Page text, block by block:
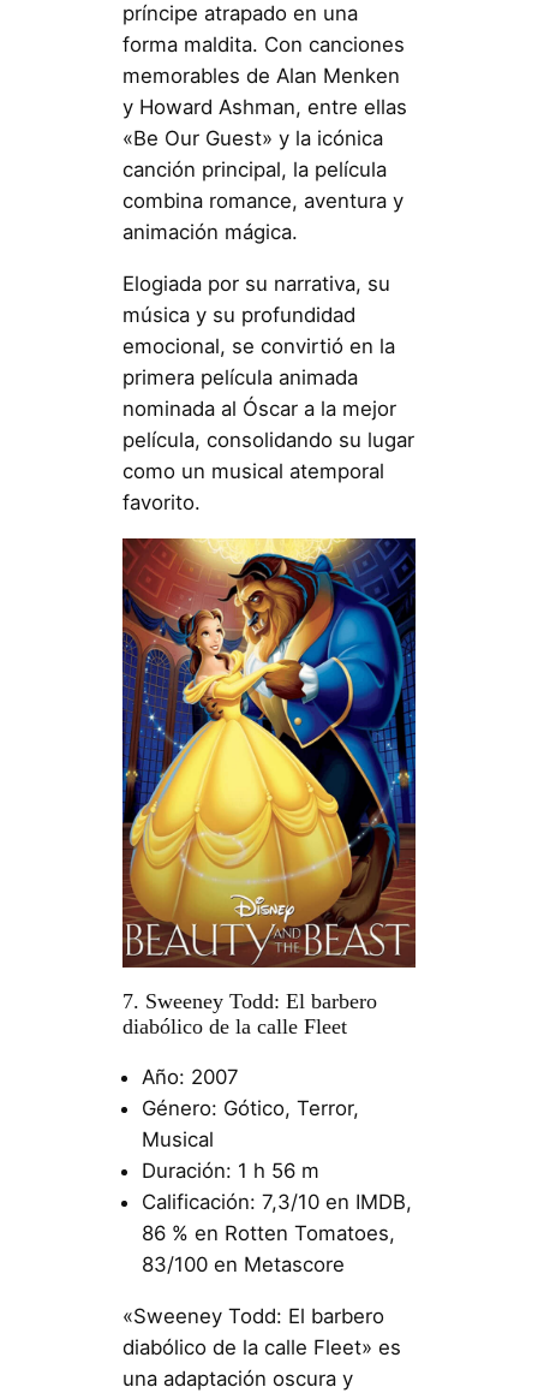
príncipe atrapado en una
forma maldita. Con canciones
memorables de Alan Menken
y Howard Ashman, entre ellas
«Be Our Guest» y la icónica
canción principal, la película
combina romance, aventura y
animación mágica.
Elogiada por su narrativa, su
música y su profundidad
emocional, se convirtió en la
primera película animada
nominada al Óscar a la mejor
película, consolidando su lugar
como un musical atemporal
favorito.
7. Sweeney Todd: El barbero
diabólico de la calle Fleet
Año: 2007
Género: Gótico, Terror,
Musical
Duración: 1 h 56 m
Calificación: 7,3/10 en IMDB,
86 % en Rotten Tomatoes,
83/100 en Metascore
«Sweeney Todd: El barbero
diabólico de la calle Fleet» es
una adaptación oscura y